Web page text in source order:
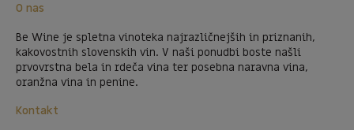
O nas
Be Wine je spletna vinoteka najrazličnejših in priznanih,
kakovostnih slovenskih vin. V naši ponudbi boste našli
prvovrstna bela in rdeča vina ter posebna naravna vina,
oranžna vina in penine.
Kontakt